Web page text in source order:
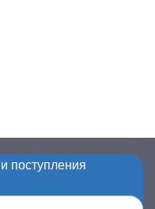
поступления